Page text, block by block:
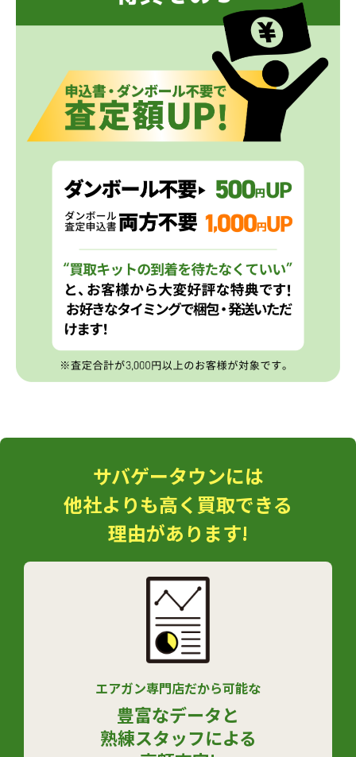
サバゲータウンには
他社よりも高く買取できる
理由があります!
エアガン専門店だから可能な
豊富なデータと
熟練スタッフによる